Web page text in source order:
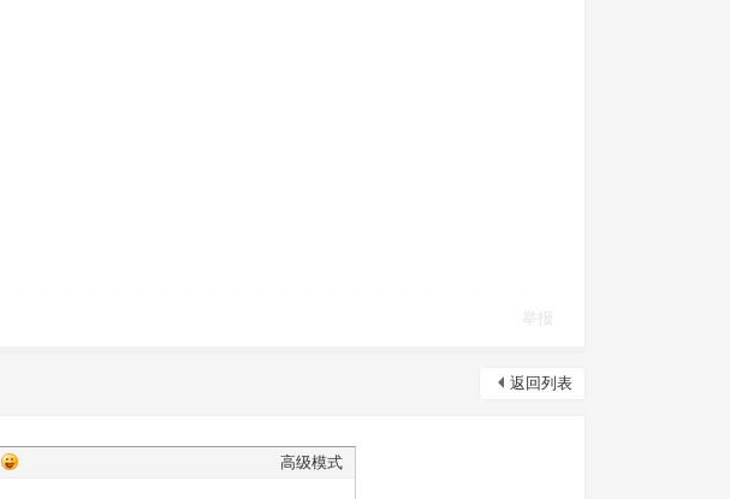
举报
返回列表
高级模式